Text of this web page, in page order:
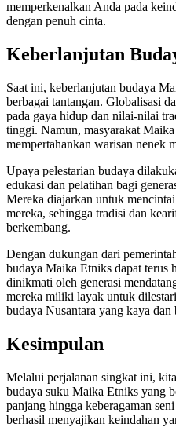
memperkenalkan Anda pada
dengan penuh cinta.
Keberlanjutan
Saat ini, keberlanjutan budaya
berbagai tantangan. Globalisasi
pada gaya hidup dan nilai-nilai
tinggi. Namun, masyarakat
mempertahankan warisan nenek
Upaya pelestarian budaya
edukasi dan pelatihan bagi
Mereka diajarkan untuk
mereka, sehingga tradisi dan
berkembang.
Dengan dukungan dari
budaya Maika Etniks dapat terus
dinikmati oleh generasi
mereka miliki layak untuk
budaya Nusantara yang kaya dan
Kesimpulan
Melalui perjalanan singkat ini,
budaya suku Maika Etniks yang
panjang hingga keberagaman
berhasil menyajikan keindahan